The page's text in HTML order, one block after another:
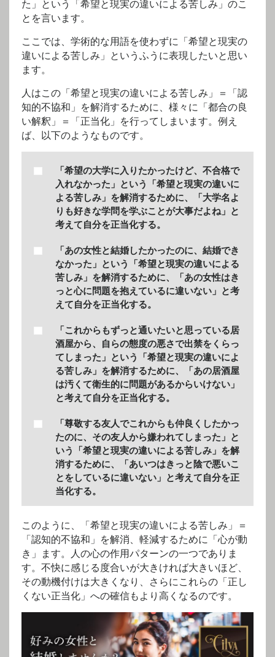
た」という「希望と現実の違いによる苦しみ」のこ
とを言います。
ここでは、学術的な用語を使わずに「希望と現実の
違いによる苦しみ」というふうに表現したいと思い
ます。
人はこの「希望と現実の違いによる苦しみ」＝「認
知的不協和」を解消するために、様々に「都合の良
い解釈」＝「正当化」を行ってしまいます。例え
ば、以下のようなものです。
「希望の大学に入りたかったけど、不合格で
入れなかった」という「希望と現実の違いに
よる苦しみ」を解消するために、「大学名よ
りも好きな学問を学ぶことが大事だよね」と
考えて自分を正当化する。
「あの女性と結婚したかったのに、結婚でき
なかった」という「希望と現実の違いによる
苦しみ」を解消するために、「あの女性はき
っと心に問題を抱えているに違いない」と考
えて自分を正当化する。
「これからもずっと通いたいと思っている居
酒屋から、自らの態度の悪さで出禁をくらっ
てしまった」という「希望と現実の違いによ
る苦しみ」を解消するために、「あの居酒屋
は汚くて衛生的に問題があるからいけない」
と考えて自分を正当化する。
「尊敬する友人でこれからも仲良くしたかっ
たのに、その友人から嫌われてしまった」と
いう「希望と現実の違いによる苦しみ」を解
消するために、「あいつはきっと陰で悪いこ
とをしているに違いない」と考えて自分を正
当化する。
このように、「希望と現実の違いによる苦しみ」＝
「認知的不協和」を解消、軽減するために「心が動
き」ます。人の心の作用パターンの一つでありま
す。不快に感じる度合いが大きければ大きいほど、
その動機付けは大きくなり、さらにこれらの「正し
くない正当化」への確信もより高くなるのです。